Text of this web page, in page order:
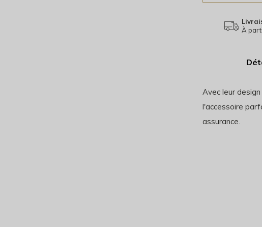
À
Avec leur
l'accessoire
assurance.